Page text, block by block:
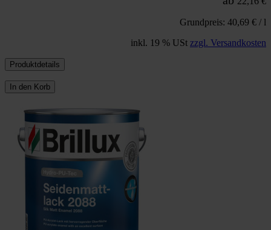
Grundpreis: 40,69 € / l
inkl. 19 % USt zzgl. Versandkosten
Produktdetails
In den Korb